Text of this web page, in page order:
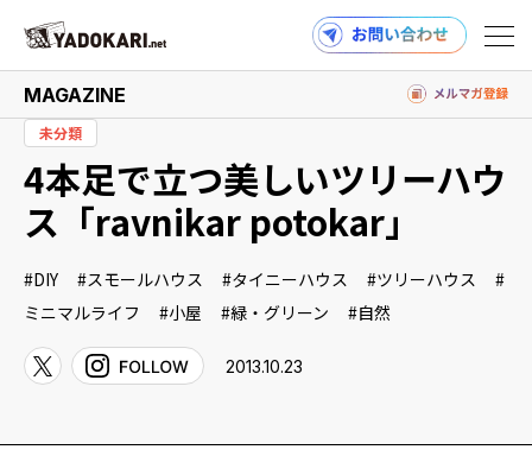
商品検索 読みもの検索
PRODUCTS
MAGAZINE
MAGAZINE
未分類
4本足で立つ美しいツリーハウ
ス「ravnikar potokar」
DIY スモールハウス タイニーハウス
ツリーハウス
ミニマルライフ
小屋 緑・グリーン 自然
2013.10.23